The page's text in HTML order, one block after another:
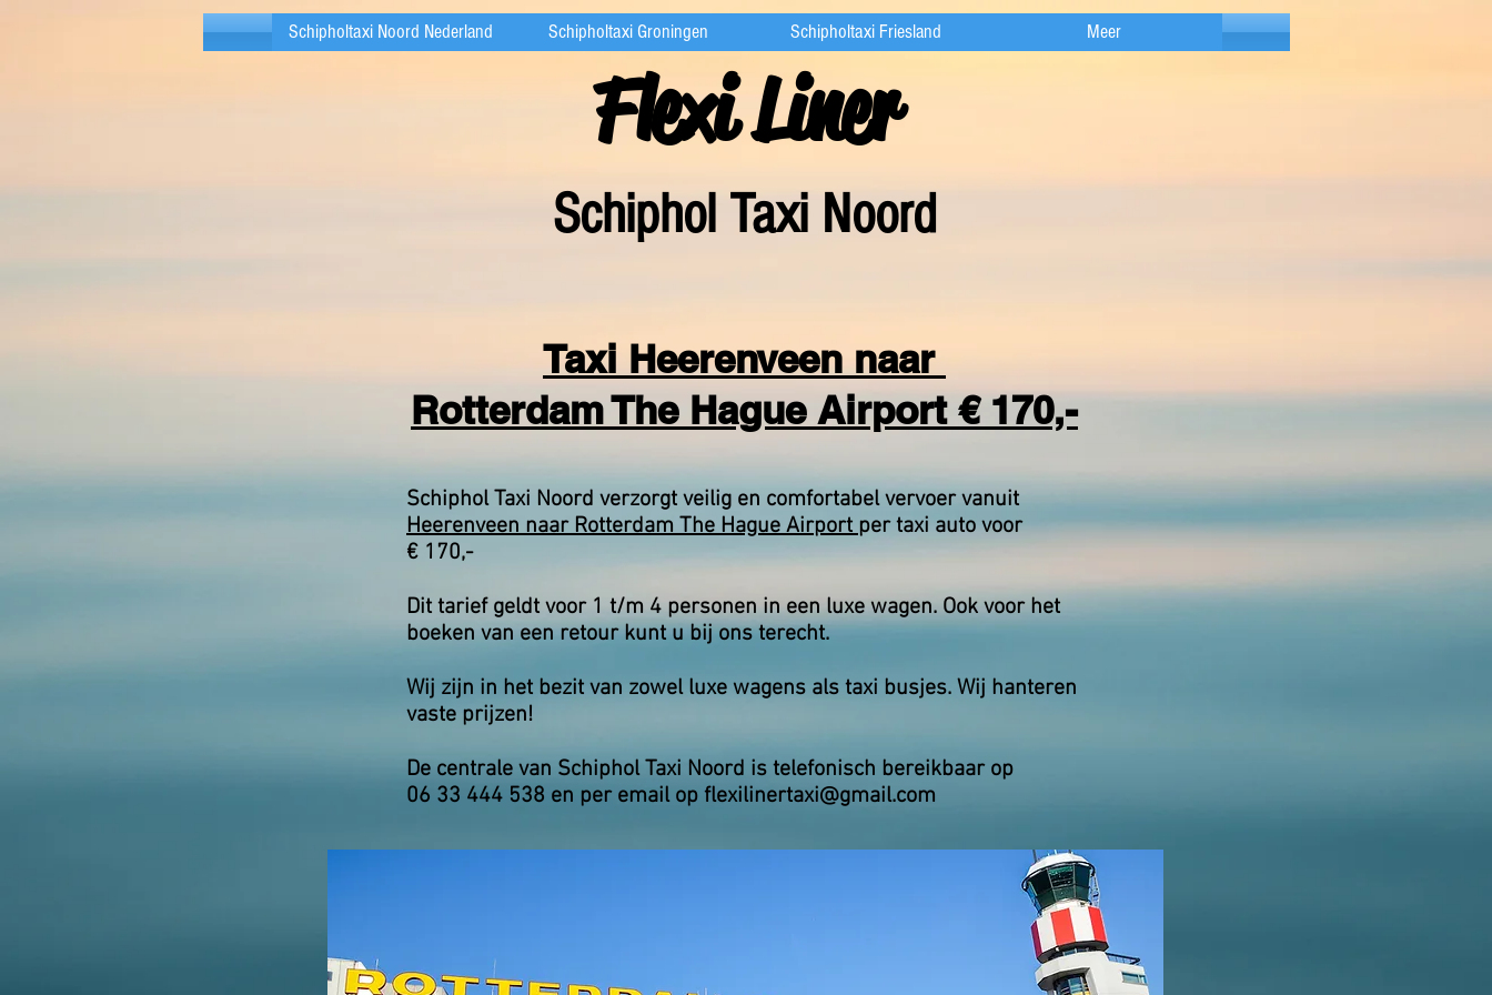
Schipholtaxi Noord Nederland Schipholtaxi Groningen Schipholtaxi Friesland Meer
Flexi Liner
Schiphol Taxi Noord
Taxi Heerenveen naar
Rotterdam The Hague Airport € 170,-
Schiphol Taxi Noord verzorgt veilig en comfortabel vervoer vanuit
Heerenveen naar Rotterdam The Hague Airportper taxi auto voor
€ 170,-
Dit tarief geldt voor 1 t/m 4 personen in een luxe wagen. Ook voor het
boeken van een retour kunt u bij ons terecht.
Wij zijn in het bezit van zowel luxe wagens als taxi busjes. Wij hanteren
vaste prijzen!
De centrale van Schiphol Taxi Noord is telefonisch bereikbaar op
06 33 444 538 en per email op flexilinertaxi@gmail.com